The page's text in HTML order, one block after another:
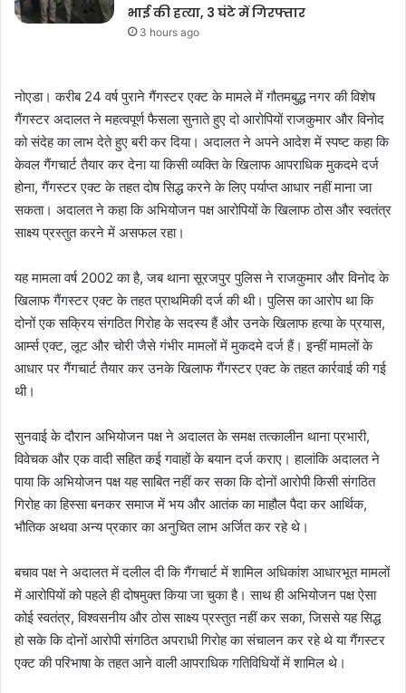
भाई की हत्या, 3 घंटे में गिरफ्तार
3 hours ago
नोएडा। करीब 24 वर्ष पुराने गैंगस्टर एक्ट के मामले में गौतमबुद्ध नगर की विशेष
गैंगस्टर अदालत ने महत्वपूर्ण फैसला सुनाते हुए दो आरोपियों राजकुमार और विनोद
को संदेह का लाभ देते हुए बरी कर दिया। अदालत ने अपने आदेश में स्पष्ट कहा कि
केवल गैंगचार्ट तैयार कर देना या किसी व्यक्ति के खिलाफ आपराधिक मुकदमे दर्ज
होना, गैंगस्टर एक्ट के तहत दोष सिद्ध करने के लिए पर्याप्त आधार नहीं माना जा
सकता। अदालत ने कहा कि अभियोजन पक्ष आरोपियों के खिलाफ ठोस और स्वतंत्र
साक्ष्य प्रस्तुत करने में असफल रहा।
यह मामला वर्ष 2002 का है, जब थाना सूरजपुर पुलिस ने राजकुमार और विनोद के
खिलाफ गैंगस्टर एक्ट के तहत प्राथमिकी दर्ज की थी। पुलिस का आरोप था कि
दोनों एक सक्रिय संगठित गिरोह के सदस्य हैं और उनके खिलाफ हत्या के प्रयास,
आर्म्स एक्ट, लूट और चोरी जैसे गंभीर मामलों में मुकदमे दर्ज हैं। इन्हीं मामलों के
आधार पर गैंगचार्ट तैयार कर उनके खिलाफ गैंगस्टर एक्ट के तहत कार्रवाई की गई
थी।
सुनवाई के दौरान अभियोजन पक्ष ने अदालत के समक्ष तत्कालीन थाना प्रभारी,
विवेचक और एक वादी सहित कई गवाहों के बयान दर्ज कराए। हालांकि अदालत ने
पाया कि अभियोजन पक्ष यह साबित नहीं कर सका कि दोनों आरोपी किसी संगठित
गिरोह का हिस्सा बनकर समाज में भय और आतंक का माहौल पैदा कर आर्थिक,
भौतिक अथवा अन्य प्रकार का अनुचित लाभ अर्जित कर रहे थे।
बचाव पक्ष ने अदालत में दलील दी कि गैंगचार्ट में शामिल अधिकांश आधारभूत मामलों
में आरोपियों को पहले ही दोषमुक्त किया जा चुका है। साथ ही अभियोजन पक्ष ऐसा
कोई स्वतंत्र, विश्वसनीय और ठोस साक्ष्य प्रस्तुत नहीं कर सका, जिससे यह सिद्ध
हो सके कि दोनों आरोपी संगठित अपराधी गिरोह का संचालन कर रहे थे या गैंगस्टर
एक्ट की परिभाषा के तहत आने वाली आपराधिक गतिविधियों में शामिल थे।